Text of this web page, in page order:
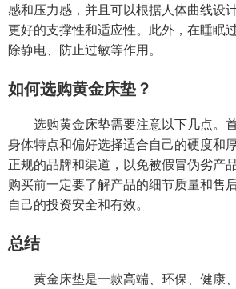
感和压力感，并且可以根据人体曲线设
更好的支撑性和适应性。此外，在睡眠
除静电、防止过敏等作用。
如何选购黄金床垫？
选购黄金床垫需要注意以下几点。
身体特点和偏好选择适合自己的硬度和
正规的品牌和渠道，以免被假冒伪劣产
购买前一定要了解产品的细节质量和售
自己的投资安全和有效。
总结
黄金床垫是一款高端、环保、健康